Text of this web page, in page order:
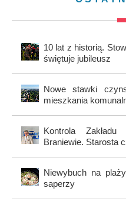
10 lat z historią.
świętuje jubileusz
Nowe stawki
mieszkania
Kontrola Zakładu
Braniewie. Starosta
Niewybuch na
saperzy